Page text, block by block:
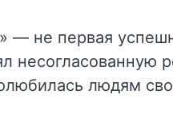
— не первая
несогласованную
людям